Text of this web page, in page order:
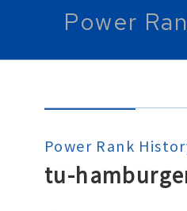
Power
Power Rank
tu-